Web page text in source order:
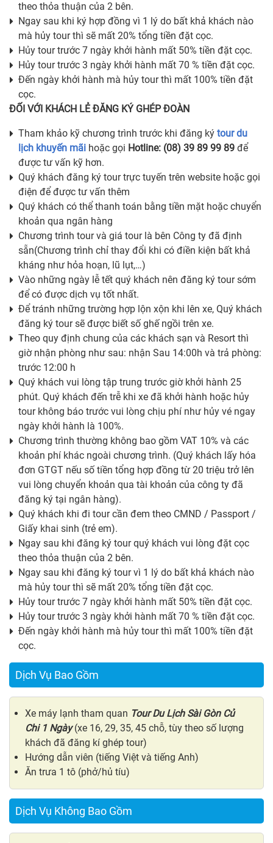
theo thỏa thuận của 2 bên.
Ngay sau khi ký hợp đồng vì 1 lý do bất khả khách nào
mà hủy tour thì sẽ mất 20% tổng tiền đặt cọc.
Hủy tour trước 7 ngày khởi hành mất 50% tiền đặt cọc.
Hủy tour trước 3 ngày khởi hành mất 70 % tiền đặt cọc.
Đến ngày khởi hành mà hủy tour thì mất 100% tiền đặt
cọc.
ĐỐI VỚI KHÁCH LẺ ĐĂNG KÝ GHÉP ĐOÀN
Tham khảo kỹ chương trình trước khi đăng ký tour du
lịch khuyến mãi hoặc gọi Hotline: (08) 39 89 99 89 để
được tư vấn kỹ hơn.
Quý khách đăng ký tour trực tuyến trên website hoặc gọi
điện để được tư vấn thêm
Quý khách có thể thanh toán bằng tiền mặt hoặc chuyển
khoản qua ngân hàng
Chương trình tour và giá tour là bên Công ty đã định
sẵn(Chương trình chỉ thay đổi khi có điền kiện bất khả
kháng như hỏa hoạn, lũ lụt,…)
Vào những ngày lễ tết quý khách nên đăng ký tour sớm
để có được dịch vụ tốt nhất.
Để tránh những trường hợp lộn xộn khi lên xe, Quý khách
đăng ký tour sẽ được biết số ghế ngồi trên xe.
Theo quy định chung của các khách sạn và Resort thì
giờ nhận phòng như sau: nhận Sau 14:00h và trả phòng:
trước 12:00 h
Quý khách vui lòng tập trung trước giờ khởi hành 25
phút. Quý khách đến trễ khi xe đã khởi hành hoặc hủy
tour không báo trước vui lòng chịu phí như hủy vé ngay
ngày khởi hành là 100%.
Chương trình thường không bao gồm VAT 10% và các
khoản phí khác ngoài chương trình. (Quý khách lấy hóa
đơn GTGT nếu số tiền tổng hợp đồng từ 20 triệu trở lên
vui lòng chuyển khoản qua tài khoản của công ty đã
đăng ký tại ngân hàng).
Quý khách khi đi tour cần đem theo CMND / Passport /
Giấy khai sinh (trẻ em).
Ngay sau khi đăng ký tour quý khách vui lòng đặt cọc
theo thỏa thuận của 2 bên.
Ngay sau khi đăng ký tour vì 1 lý do bất khả khách nào
mà hủy tour thì sẽ mất 20% tổng tiền đặt cọc.
Hủy tour trước 7 ngày khởi hành mất 50% tiền đặt cọc.
Hủy tour trước 3 ngày khởi hành mất 70 % tiền đặt cọc.
Đến ngày khởi hành mà hủy tour thì mất 100% tiền đặt
cọc.
Dịch Vụ Bao Gồm
Xe máy lạnh tham quan Tour Du Lịch Sài Gòn Củ
Chi 1 Ngày(xe 16, 29, 35, 45 chỗ, tùy theo số lượng
khách đã đăng kí ghép tour)
Hướng dẫn viên (tiếng Việt và tiếng Anh)
Ăn trưa 1 tô (phở/hủ tíu)
Dịch Vụ Không Bao Gồm